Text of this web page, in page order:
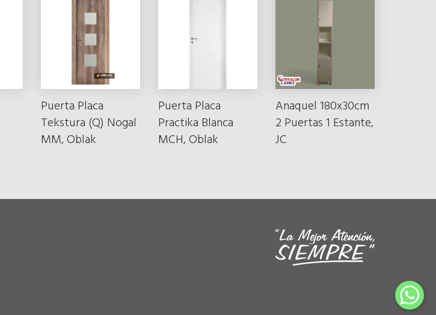
Puerta Placa
Tekstura (Q) Nogal
MM, Oblak
Puerta Placa
Practika Blanca
MCH, Oblak
Anaquel 180x30cm
2 Puertas 1 Estante,
JC